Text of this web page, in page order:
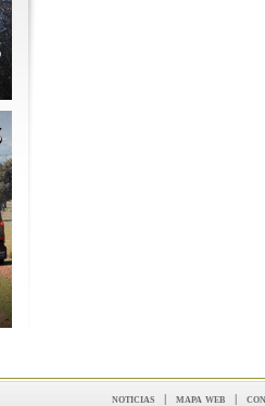
noticias | mapa web |